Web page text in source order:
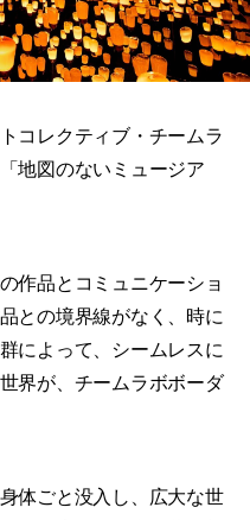
コレクティブ・チームラ
地図のないミュージア
作品とコミュニケーショ
との境界線がなく、時に
によって、シームレスに
界が、チームラボボーダ
体ごと没入し、広大な世